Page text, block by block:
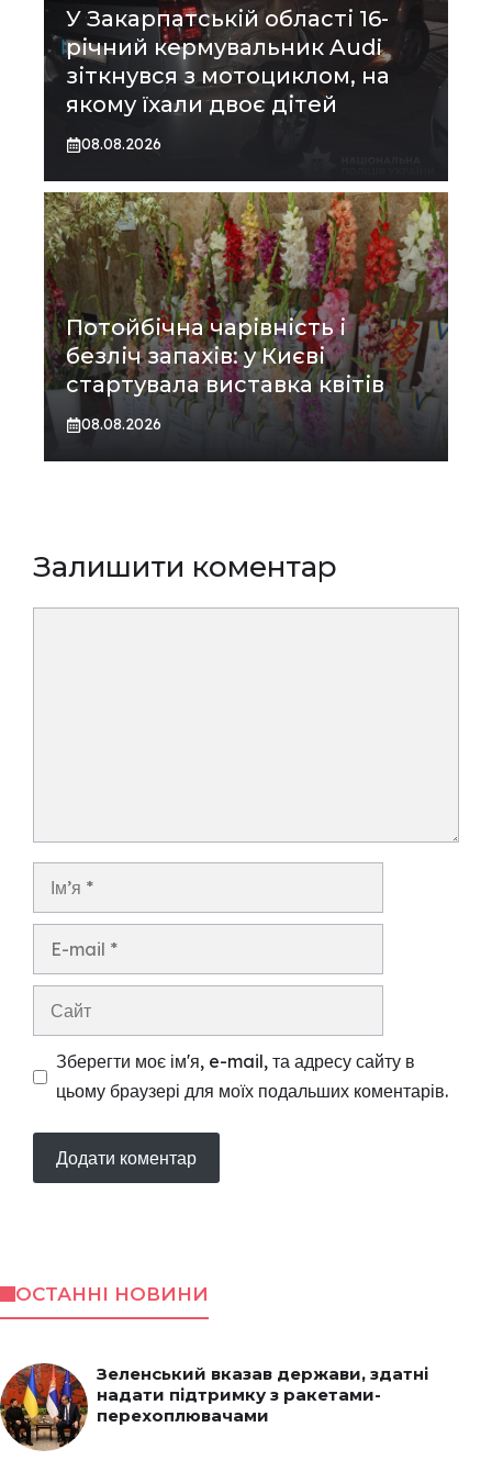
У Закарпатській області 16-
річний кермувальник Audi
зіткнувся з мотоциклом, на
якому їхали двоє дітей
08.08.2026
Потойбічна чарівність і
безліч запахів: у Києві
стартувала виставка квітів
08.08.2026
Залишити коментар
Ім’я
Сайт
Зберегти моє ім'я, e-mail, та адресу сайту в
цьому браузері для моїх подальших коментарів.
ОСТАННІ НОВИНИ
Зеленський вказав держави, здатні
надати підтримку з ракетами-
перехоплювачами